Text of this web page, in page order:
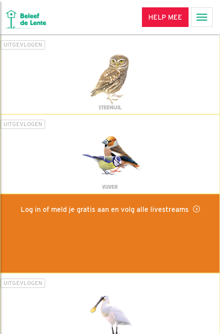
HELP MEE
UITGEVLOGEN
STEENUIL
UITGEVLOGEN
VIJVER
Log in of meld je gratis aan en volg alle livestreams
UITGEVLOGEN